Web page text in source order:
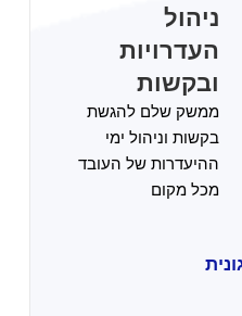
ניהול
העדרויות
ובקשות
ממשק שלם להגשת
בקשות וניהול ימי
ההיעדרות של העובד
מכל מקום